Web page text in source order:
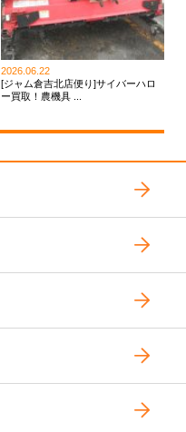
2026.06.22
[ジャム倉吉北店便り]サイバーハロ
ー買取！農機具 ...